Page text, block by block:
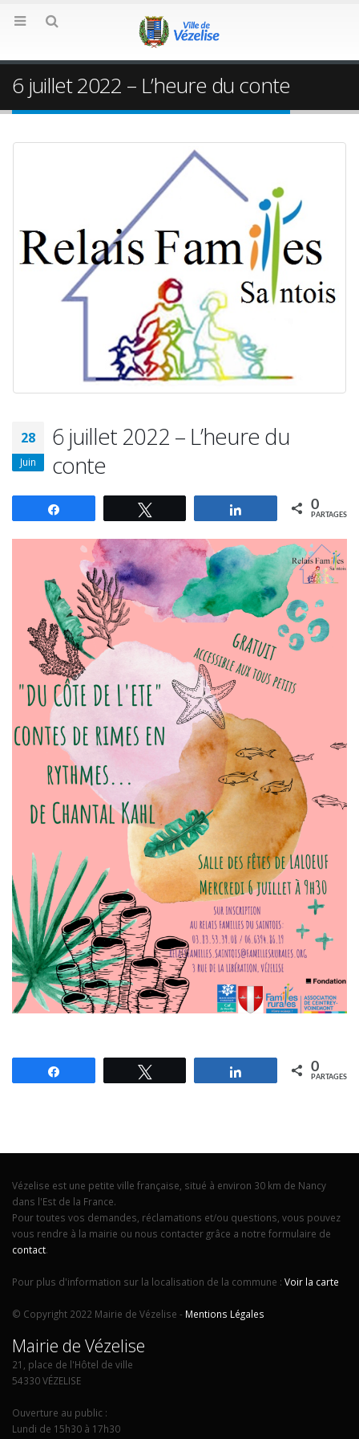
6 juillet 2022 – L’heure du conte
28
Juin
6 juillet 2022 – L’heure du
conte
Partagez 0
PARTAGES
Partagez 0
PARTAGES
Vézelise est une petite ville française, situé à environ 30 km de Nancy
dans l'Est de la France.
Pour toutes vos demandes, réclamations et/ou questions, vous pouvez
vous rendre à la mairie ou nous contacter grâce a notre formulaire de
contact.
Pour plus d'information sur la localisation de la commune : Voir la carte
© Copyright 2022 Mairie de Vézelise - Mentions Légales
Mairie de Vézelise
21, place de l'Hôtel de ville
54330 VÉZELISE
Ouverture au public :
Lundi de 15h30 à 17h30